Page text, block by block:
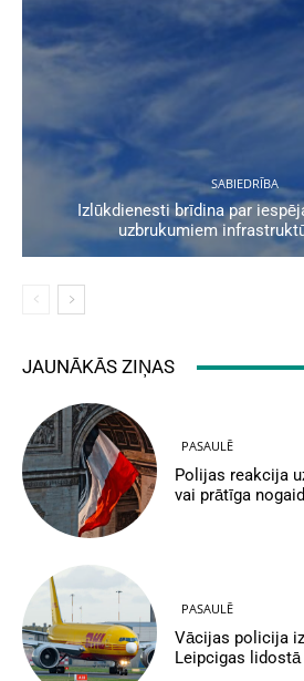
SABIEDRĪBA
Izlūkdienesti brīdina par
uzbrukumiem
JAUNĀKĀS ZIŅAS
PASAULĒ
Polijas reakcija
vai prātīga
PASAULĒ
Vācijas policija
Leipcigas lidostā